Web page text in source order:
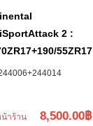
2 :
55ZR17
าร้าน 8,500.00฿